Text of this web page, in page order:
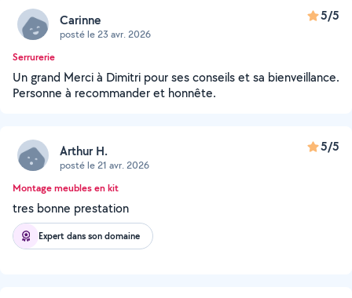
Carinne
posté le 23 avr. 2026
5/5
Serrurerie
Un grand Merci à Dimitri pour ses conseils et sa bienveillance.
Personne à recommander et honnête.
Arthur H.
posté le 21 avr. 2026
5/5
Montage meubles en kit
tres bonne prestation
Expert dans son domaine